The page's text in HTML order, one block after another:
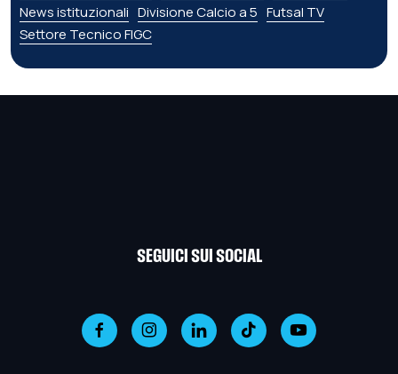
News istituzionali Divisione Calcio a 5 Futsal TV
Settore Tecnico FIGC
SEGUICI SUI SOCIAL